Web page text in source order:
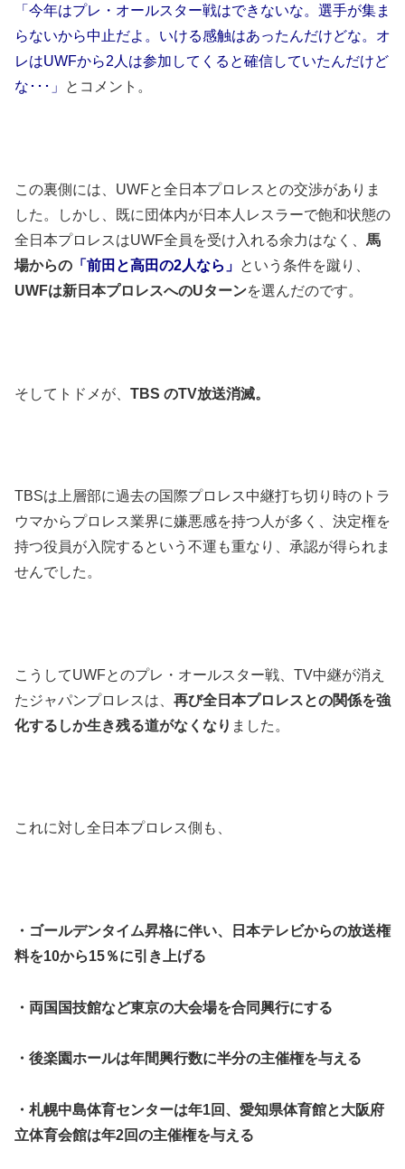
「今年はプレ・オールスター戦はできないな。選手が集ま
らないから中止だよ。いける感触はあったんだけどな。オ
レはUWFから2人は参加してくると確信していたんだけど
な･･･」
とコメント。
この裏側には、UWFと全日本プロレスとの交渉がありま
した。しかし、既に団体内が日本人レスラーで飽和状態の
全日本プロレスはUWF全員を受け入れる余力はなく、 馬
場からの 「前田と高田の2人なら」 という条件を蹴り、
UWFは新日本プロレスへのUターンを選んだのです。
そしてトドメが、 TBS のTV放送消滅。
TBSは上層部に過去の国際プロレス中継打ち切り時のトラ
ウマからプロレス業界に嫌悪感を持つ人が多く、決定権を
持つ役員が入院するという不運も重なり、承認が得られま
せんでした。
こうしてUWFとのプレ・オールスター戦、TV中継が消え
たジャパンプロレスは、 再び全日本プロレスとの関係を強
化するしか生き残る道がなくなり ました。
これに対し全日本プロレス側も、
・ゴールデンタイム昇格に伴い、日本テレビからの放送権
料を10から15％に引き上げる
・両国国技館など東京の大会場を合同興行にする
・後楽園ホールは年間興行数に半分の主催権を与える
・札幌中島体育センターは年1回、愛知県体育館と大阪府
立体育会館は年2回の主催権を与える